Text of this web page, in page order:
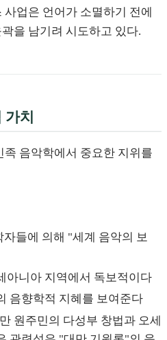
업은 언어가 소멸하기 전에
을 남기려 시도하고 있다.
치
음악학에서 중요한 지위를
자들에 의해 "세계 음악의 보
아니아 지역에서 독보적이다
음향학적 지혜를 보여준다
원주민의 다성부 창법과 오세